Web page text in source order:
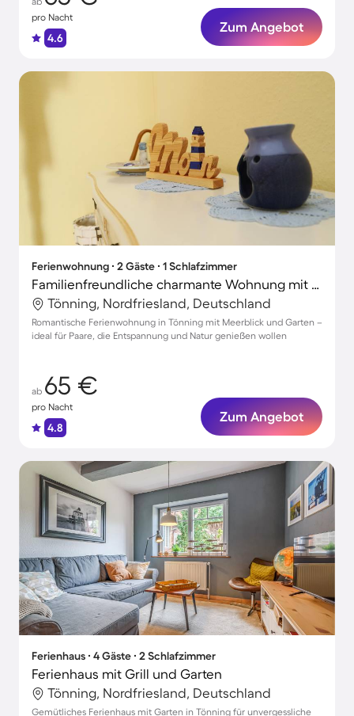
pro Nacht
4.6
Zum Angebot
Ferienwohnung ∙ 2 Gäste ∙ 1 Schlafzimmer
Familienfreundliche charmante Wohnung mit Garten | Meerblick
Tönning, Nordfriesland, Deutschland
Romantische Ferienwohnung in Tönning mit Meerblick und Garten –
ideal für Paare, die Entspannung und Natur genießen wollen
ab 65 €
pro Nacht
4.8
Zum Angebot
Ferienhaus ∙ 4 Gäste ∙ 2 Schlafzimmer
Ferienhaus mit Grill und Garten
Tönning, Nordfriesland, Deutschland
Gemütliches Ferienhaus mit Garten in Tönning für unvergessliche